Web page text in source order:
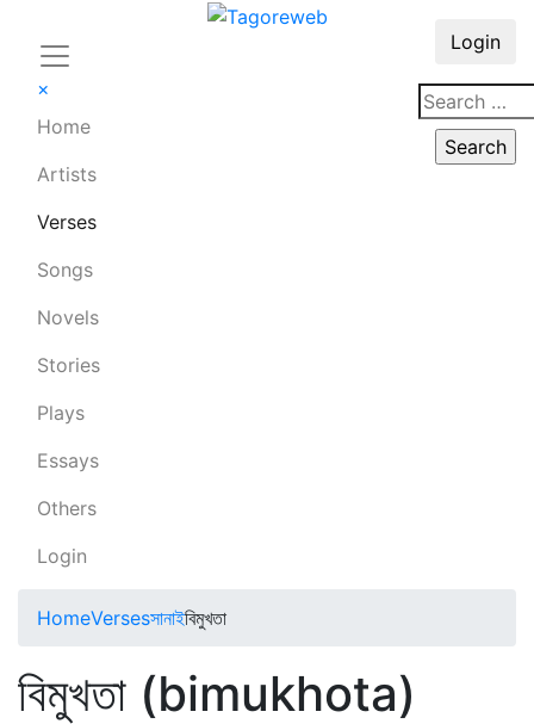
×
Home
Artists
Verses
Songs
Novels
Stories
Plays
Essays
Others
Login
Login
HomeVersesসানাইবিমুখতা
বিমুখতা (bimukhota)